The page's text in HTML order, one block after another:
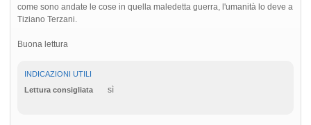
come sono andate le cose in quella maledetta guerra, l'umanità lo deve a
Tiziano Terzani.
Buona lettura
INDICAZIONI UTILI
Lettura consigliata
sì